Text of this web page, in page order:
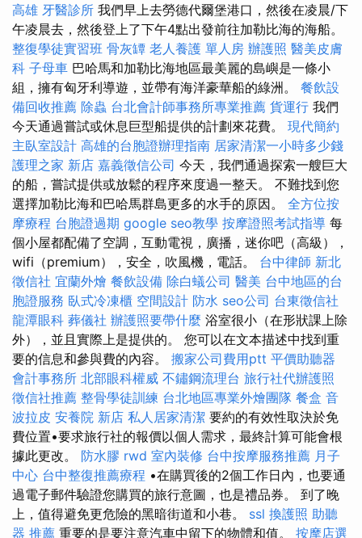
高雄 牙醫診所 我們早上去勞德代爾堡港口，然後在凌晨/下
午凌晨去，然後登上了下午4點出發前往加勒比海的海船。
整復學徒實習班 骨灰罈 老人養護 單人房 辦護照 醫美皮膚
科 子母車 巴哈馬和加勒比海地區最美麗的島嶼是一條小
組，擁有匈牙利導遊，並帶有海洋豪華船的綠洲。 餐飲設
備回收推薦 除蟲 台北會計師事務所專業推薦 貨運行 我們
今天通過嘗試或休息巨型船提供的計劃來花費。 現代簡約
主臥室設計 高雄的台胞證辦理指南 居家清潔一小時多少錢
護理之家 新店 嘉義徵信公司 今天，我們通過探索一艘巨大
的船，嘗試提供或放鬆的程序來度過一整天。 不難找到您
選擇加勒比海和巴哈馬群島更多的水手的原因。 全方位按
摩療程 台胞證過期 google seo教學 按摩證照考試指導 每
個小屋都配備了空調，互動電視，廣播，迷你吧（高級），
wifi（premium），安全，吹風機，電話。 台中律師 新北
徵信社 宜蘭外燴 餐飲設備 除白蟻公司 醫美 台中地區的台
胞證服務 臥式冷凍櫃 空間設計 防水 seo公司 台東徵信社
龍潭眼科 葬儀社 辦護照要帶什麼 浴室很小（在形狀課上除
外），並且實際上是提供的。 您可以在文本描述中找到重
要的信息和參與費的內容。 搬家公司費用ptt 平價助聽器
會計事務所 北部眼科權威 不鏽鋼流理台 旅行社代辦護照
徵信社推薦 整骨學徒訓練 台北地區專業外燴團隊 餐盒 音
波拉皮 安養院 新店 私人居家清潔 要約的有效性取決於免
費位置•要求旅行社的報價以個人需求，最終計算可能會根
據此更改。 防水膠 rwd 室內裝修 台中按摩服務推薦 月子
中心 台中整復推薦療程 •在購買後的2個工作日內，也要通
過電子郵件驗證您購買的旅行意圖，也是禮品券。 到了晚
上，值得避免更危險的黑暗街道和小巷。 ssl 換護照 助聽
器 推薦 重要的是要注意汽車中留下的物體和值。 按摩店選